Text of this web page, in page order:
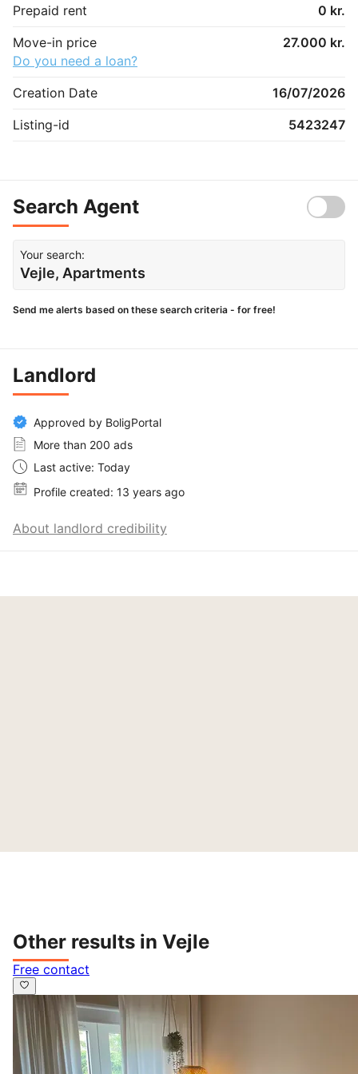
Prepaid rent
0 kr.
Move-in price
27.000 kr.
Do you need a loan?
Creation Date
16/07/2026
Listing-id
5423247
Search Agent
Your search:
Vejle, Apartments
Send me alerts based on these search criteria - for free!
Landlord
Approved by BoligPortal
More than 200 ads
Last active: Today
Profile created: 13 years ago
About landlord credibility
Other results in Vejle
Free contact